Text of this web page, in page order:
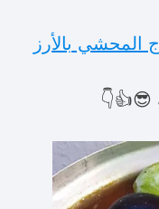
المحشي بالأرز